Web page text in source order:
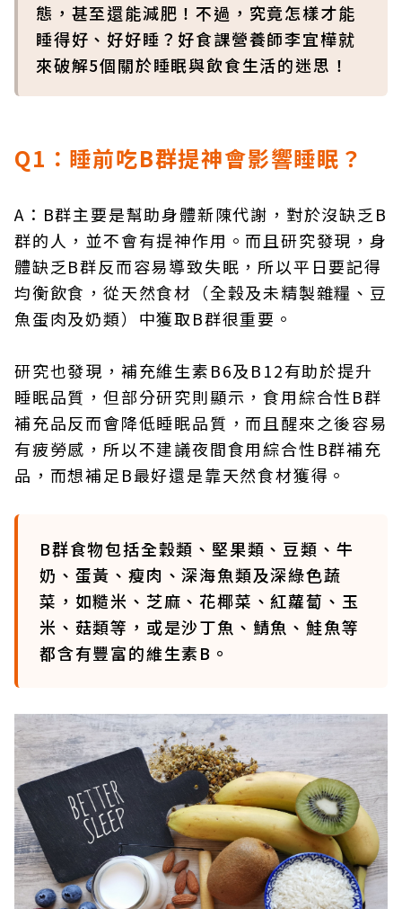
態，甚至還能減肥！不過，究竟怎樣才能
睡得好、好好睡？好食課營養師李宜樺就
來破解5個關於睡眠與飲食生活的迷思！
Q1：睡前吃B群提神會影響睡眠？
A：B群主要是幫助身體新陳代謝，對於沒缺乏B
群的人，並不會有提神作用。而且研究發現，身
體缺乏B群反而容易導致失眠，所以平日要記得
均衡飲食，從天然食材（全穀及未精製雜糧、豆
魚蛋肉及奶類）中獲取B群很重要。
研究也發現，補充維生素B6及B12有助於提升
睡眠品質，但部分研究則顯示，食用綜合性B群
補充品反而會降低睡眠品質，而且醒來之後容易
有疲勞感，所以不建議夜間食用綜合性B群補充
品，而想補足B最好還是靠天然食材獲得。
B群食物包括全穀類、堅果類、豆類、牛
奶、蛋黃、瘦肉、深海魚類及深綠色蔬
菜，如糙米、芝麻、花椰菜、紅蘿蔔、玉
米、菇類等，或是沙丁魚、鯖魚、鮭魚等
都含有豐富的維生素B。